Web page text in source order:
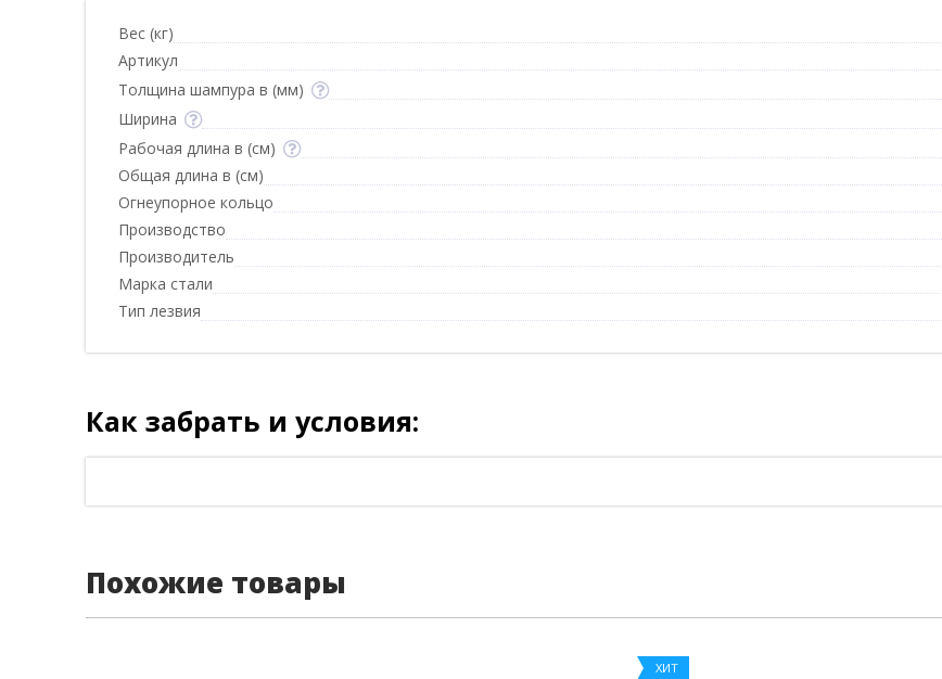
Вес (кг)
Артикул
Толщина шампура в (мм)
Ширина
Рабочая длина в (см)
Общая длина в (см)
Огнеупорное кольцо
Производство
Производитель
Марка стали
Тип лезвия
Как забрать и условия:
Похожие товары
ХИТ